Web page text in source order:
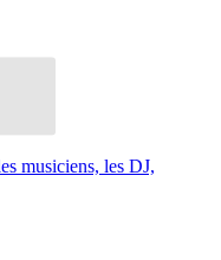
musiciens, les DJ,